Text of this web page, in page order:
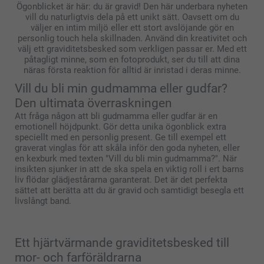
Ögonblicket är här: du är gravid! Den här underbara nyheten
vill du naturligtvis dela på ett unikt sätt. Oavsett om du
väljer en intim miljö eller ett stort avslöjande gör en
personlig touch hela skillnaden. Använd din kreativitet och
välj ett graviditetsbesked som verkligen passar er. Med ett
påtagligt minne, som en fotoprodukt, ser du till att dina
näras första reaktion för alltid är inristad i deras minne.
Vill du bli min gudmamma eller gudfar?
Den ultimata överraskningen
Att fråga någon att bli gudmamma eller gudfar är en
emotionell höjdpunkt. Gör detta unika ögonblick extra
speciellt med en personlig present. Ge till exempel ett
graverat vinglas för att skåla inför den goda nyheten, eller
en kexburk med texten "Vill du bli min gudmamma?". När
insikten sjunker in att de ska spela en viktig roll i ert barns
liv flödar glädjestårarna garanterat. Det är det perfekta
sättet att berätta att du är gravid och samtidigt besegla ett
livslångt band.
Ett hjärtvärmande graviditetsbesked till
mor- och farföräldrarna